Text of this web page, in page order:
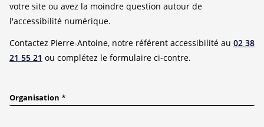
votre site ou avez la moindre question autour de
l'accessibilité numérique.
Contactez Pierre-Antoine, notre référent accessibilité au 02 38
21 55 21 ou complétez le formulaire ci-contre.
Organisation